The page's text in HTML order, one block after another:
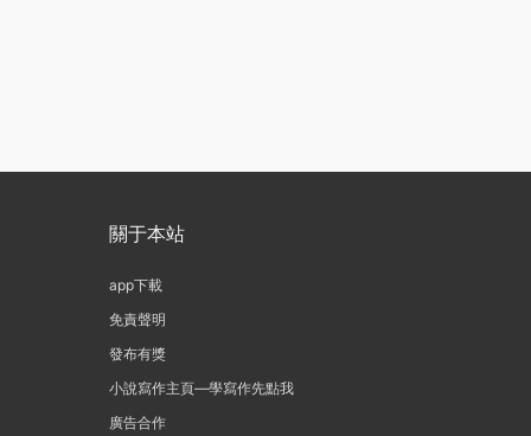
關于本站
app下載
免責聲明
發布有獎
小說寫作主頁—學寫作先點我
廣告合作